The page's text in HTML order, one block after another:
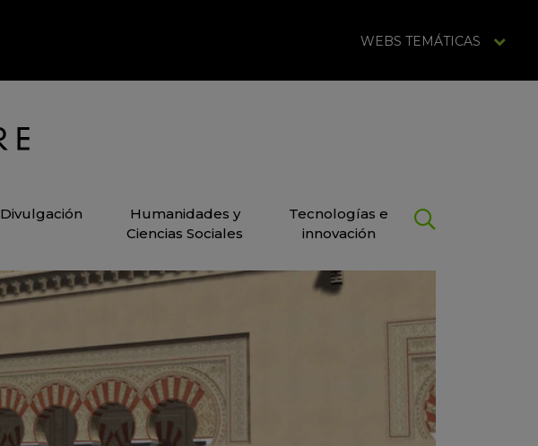
WEBS TEMÁTICAS
Divulgación
Humanidades y
Ciencias Sociales
Tecnologías e
innovación